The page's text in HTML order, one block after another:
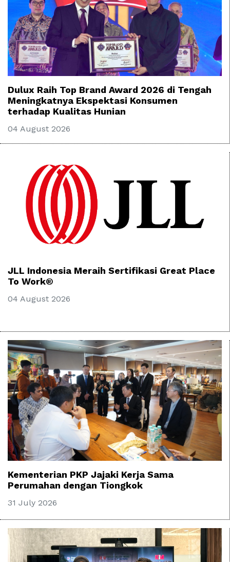
Dulux Raih Top Brand Award 2026 di Tengah
Meningkatnya Ekspektasi Konsumen
terhadap Kualitas Hunian
04 August 2026
JLL Indonesia Meraih Sertifikasi Great Place
To Work®
04 August 2026
Kementerian PKP Jajaki Kerja Sama
Perumahan dengan Tiongkok
31 July 2026